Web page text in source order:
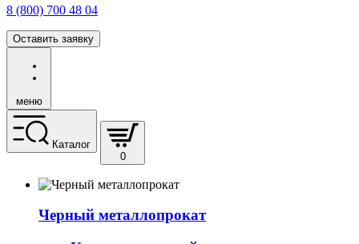
8 (800) 700 48 04
Оставить заявку
меню
Каталог
0
Черный металлопрокат